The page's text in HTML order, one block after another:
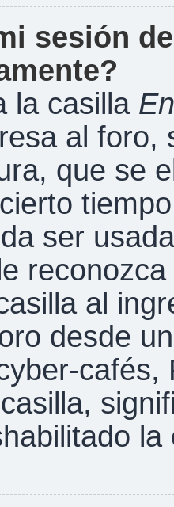
sesión
la casilla
al foro,
que se
ser
al
desde
la